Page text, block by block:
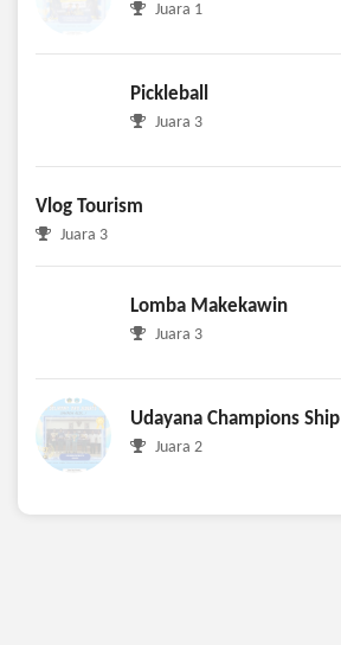
Juara 1
Pickleball
Juara 3
Vlog Tourism
Juara 3
Lomba Makekawin
Juara 3
Udayana Champions Ship
Juara 2